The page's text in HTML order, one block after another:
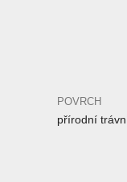
POVRCH
přírodní